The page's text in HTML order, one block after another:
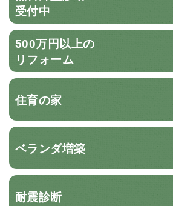
受付中
500万円以上の
リフォーム
住育の家
ベランダ増築
耐震診断